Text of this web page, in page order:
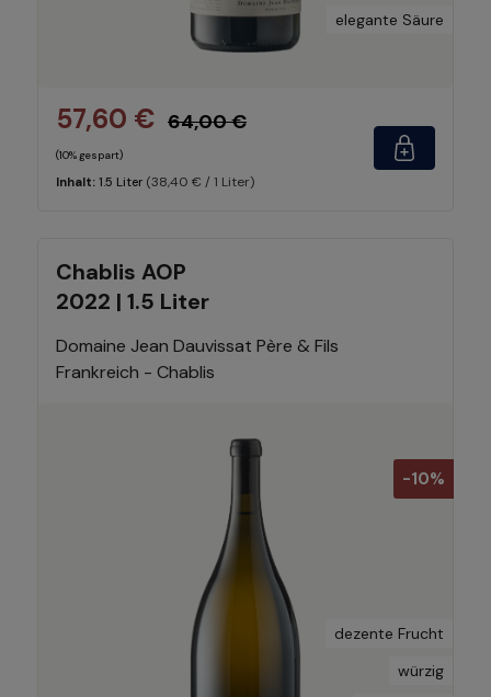
elegante Säure
57,60 € 64,00 €
(10% gespart)
Inhalt: 1.5 Liter (38,40 € / 1 Liter)
Chablis AOP
2022 | 1.5 Liter
Domaine Jean Dauvissat Père & Fils
Frankreich - Chablis
-10%
dezente Frucht
würzig